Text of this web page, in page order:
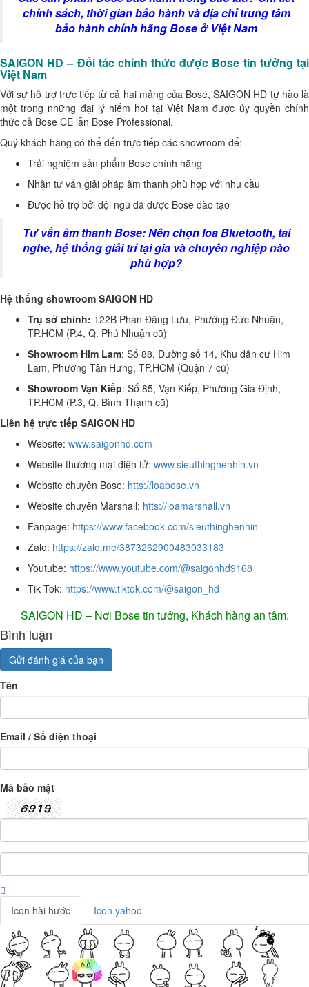
chính sách, thời gian bảo hành và địa chỉ trung tâm
bảo hành chính hãng Bose ở Việt Nam
SAIGON HD – Đối tác chính thức được Bose tin tưởng tại
Việt Nam
Với sự hỗ trợ trực tiếp từ cả hai mảng của Bose, SAIGON HD tự hào là
một trong những đại lý hiếm hoi tại Việt Nam được ủy quyền chính
thức cả Bose CE lẫn Bose Professional.
Quý khách hàng có thể đến trực tiếp các showroom để:
Trải nghiệm sản phẩm Bose chính hãng
Nhận tư vấn giải pháp âm thanh phù hợp với nhu cầu
Được hỗ trợ bởi đội ngũ đã được Bose đào tạo
Tư vấn âm thanh Bose: Nên chọn loa Bluetooth, tai
nghe, hệ thống giải trí tại gia và chuyên nghiệp nào
phù hợp?
Hệ thống showroom SAIGON HD
Trụ sở chính: 122B Phan Đăng Lưu, Phường Đức Nhuận,
TP.HCM (P.4, Q. Phú Nhuận cũ)
Showroom Him Lam: Số 88, Đường số 14, Khu dân cư Him
Lam, Phường Tân Hưng, TP.HCM (Quận 7 cũ)
Showroom Vạn Kiếp: Số 85, Vạn Kiếp, Phường Gia Định,
TP.HCM (P.3, Q. Bình Thạnh cũ)
Liên hệ trực tiếp SAIGON HD
Website: www.saigonhd.com
Website thương mại điện tử: www.sieuthinghenhin.vn
Website chuyên Bose: htts://loabose.vn
Website chuyên Marshall: htts://loamarshall.vn
Fanpage: https://www.facebook.com/sieuthinghenhin
Zalo: https://zalo.me/3873262900483033183
Youtube: https://www.youtube.com/@saigonhd9168
Tik Tok: https://www.tiktok.com/@saigon_hd
SAIGON HD – Nơi Bose tin tưởng, Khách hàng an tâm.
Bình luận
Gửi đánh giá của bạn
Tên
Email / Số điện thoại
Mã bảo mật
Icon hài hước Icon yahoo